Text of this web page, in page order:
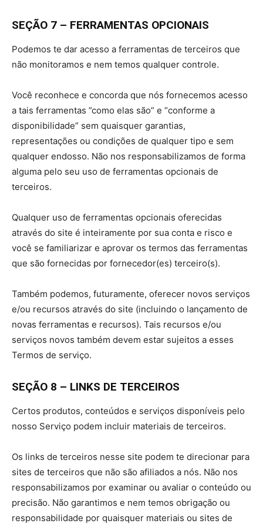
SEÇÃO 7 – FERRAMENTAS OPCIONAIS
Podemos te dar acesso a ferramentas de terceiros que
não monitoramos e nem temos qualquer controle.
Você reconhece e concorda que nós fornecemos acesso
a tais ferramentas ”como elas são” e “conforme a
disponibilidade” sem quaisquer garantias,
representações ou condições de qualquer tipo e sem
qualquer endosso. Não nos responsabilizamos de forma
alguma pelo seu uso de ferramentas opcionais de
terceiros.
Qualquer uso de ferramentas opcionais oferecidas
através do site é inteiramente por sua conta e risco e
você se familiarizar e aprovar os termos das ferramentas
que são fornecidas por fornecedor(es) terceiro(s).
Também podemos, futuramente, oferecer novos serviços
e/ou recursos através do site (incluindo o lançamento de
novas ferramentas e recursos). Tais recursos e/ou
serviços novos também devem estar sujeitos a esses
Termos de serviço.
SEÇÃO 8 – LINKS DE TERCEIROS
Certos produtos, conteúdos e serviços disponíveis pelo
nosso Serviço podem incluir materiais de terceiros.
Os links de terceiros nesse site podem te direcionar para
sites de terceiros que não são afiliados a nós. Não nos
responsabilizamos por examinar ou avaliar o conteúdo ou
precisão. Não garantimos e nem temos obrigação ou
responsabilidade por quaisquer materiais ou sites de